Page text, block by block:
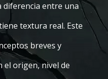
diferencia entre una
textura real. Este
breves y
el origen, nivel de